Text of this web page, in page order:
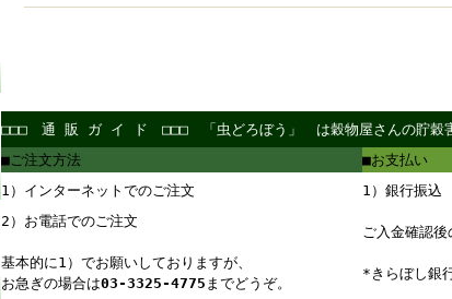
□□□ 通 販 ガ イ ド □□□ 「虫どろぼう」 は穀物屋さんの貯穀害
■ご注文方法
■お支払い
1）インターネットでのご注文
2）お電話でのご注文
基本的に1）でお願いしておりますが、
お急ぎの場合は03-3325-4775 までどうぞ。
1）銀行振込
ご入金確認後
*きらぼし銀